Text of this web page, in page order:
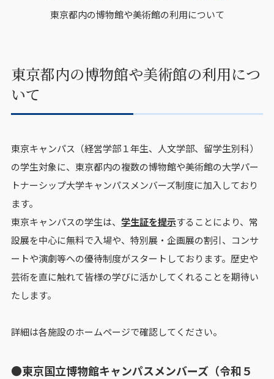
東京都内の博物館や美術館の利用について
東京都内の博物館や美術館の利用につ
いて
東京キャンパス（経営学部１年生、人文学部、留学生別科）
の学生対象に、東京都内の複数の博物館や美術館の大学パー
トナーシップ大学キャンパスメンバーズ制度に加入しており
ます。
東京キャンパスの学生は、 学生証を提示することにより、常
設展を中心に無料で入場や、特別展・企画展の割引、コンサ
ートや演劇等への優待制度がスタートしております。歴史や
芸術を直に触れて皆様の学びに活かしてくれることを期待い
たします。
詳細は各施設のホームページで確認してください。
●東京国立博物館キャンパスメンバーズ（令和５